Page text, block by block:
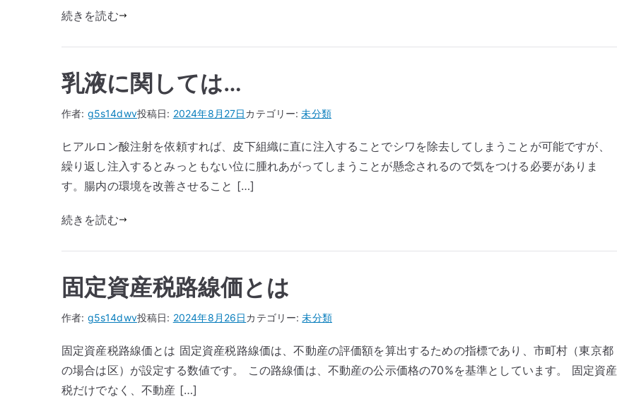
続きを読む
乳液に関しては…
作者: g5s14dwv投稿日: 2024年8月27日カテゴリー:未分類
ヒアルロン酸注射を依頼すれば、皮下組織に直に注入することでシワを除去してしまうことが可能ですが、
繰り返し注入するとみっともない位に腫れあがってしまうことが懸念されるので気をつける必要がありま
す。腸内の環境を改善させること […]
続きを読む
固定資産税路線価とは
作者: g5s14dwv投稿日: 2024年8月26日カテゴリー:未分類
固定資産税路線価とは 固定資産税路線価は、不動産の評価額を算出するための指標であり、市町村（東京都
の場合は区）が設定する数値です。 この路線価は、不動産の公示価格の70%を基準としています。 固定資産
税だけでなく、不動産 […]